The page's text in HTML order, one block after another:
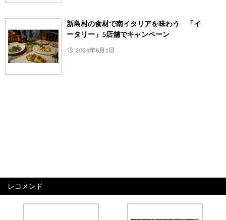
新島村の食材で南イタリアを味わう 「イ
ータリー」5店舗でキャンペーン
2024年8月1日
レコメンド